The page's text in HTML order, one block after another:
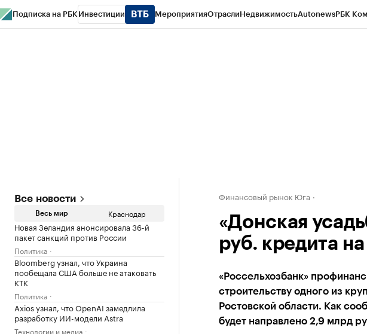
Подписка на РБК Инвестиции МероприятияОтраслиНедвижимостьAutonewsРБК
Все новости
Весь мир Краснодар
Новая Зеландия анонсировала 36-й
пакет санкций против России
Политика
Bloomberg узнал, что Украина
пообещала США больше не атаковать
КТК
Политика
Axios узнал, что OpenAI замедлила
разработку ИИ-модели Astra
Технологии и медиа
Финансовый рынок Юга
«Донская
руб. кредита
«Россельхозбанк»
строительству одного из
Ростовской области. Как
будет направлено 2,9 млрд